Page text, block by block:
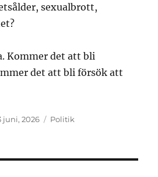
sexualbrott,
Kommer det att bli
det att bli försök att
juni, 2026 Kategorier
Politik